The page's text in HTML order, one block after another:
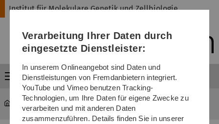
Direkt
Direkt
Direkt
(Sprache,
Drucken,
Media)
Direkt
Direkt
Institut für Molekulare Genetik und Zellbiologie
Menü
Institute of Molecular Genetics and Cell Biology
Verarbeitung Ihrer Daten durch
eingesetzte Dienstleister:
In unserem Onlineangebot sind Daten und
Dienstleistungen von Fremdanbietern integriert.
YouTube und Vimeo benutzen Tracking-
Technologien, um Ihre Daten für eigene Zwecke zu
verarbeiten und mit anderen Daten
zusammenzuführen. Details finden Sie in unserer